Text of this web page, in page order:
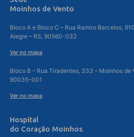
Moinhos de Vento
Bloco A e Bloco C – Rua Ramiro Barcelos,
Alegre – RS, 90560-032
Ver no mapa
Bloco B – Rua Tiradentes, 333 – Moinhos de
90035-001
Ver no mapa
Hospital
do Coração Moinhos